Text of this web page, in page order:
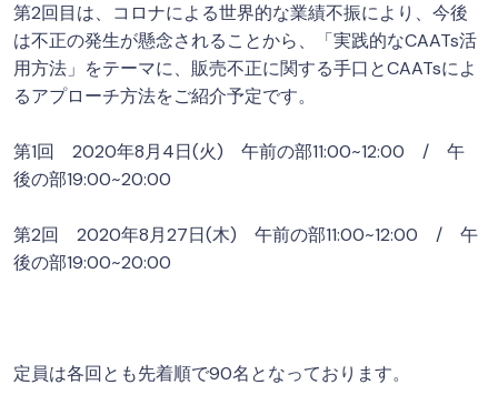
第2回目は、コロナによる世界的な業績不振により、今後
は不正の発生が懸念されることから、「実践的なCAATs活
用方法」をテーマに、販売不正に関する手口とCAATsによ
るアプローチ方法をご紹介予定です。
第1回 2020年8月4日(火) 午前の部11:00~12:00 / 午
後の部19:00~20:00
第2回 2020年8月27日(木) 午前の部11:00~12:00 / 午
後の部19:00~20:00
定員は各回とも先着順で90名となっております。